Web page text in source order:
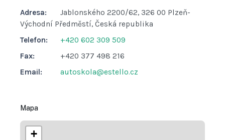
Adresa:
Jablonského 2200/62, 326 00 Plzeň-
Východní Předměstí, Česká republika
Telefon:
+420 602 309 509
Fax:
+420 377 498 216
Email:
autoskola@estello.cz
Mapa
+